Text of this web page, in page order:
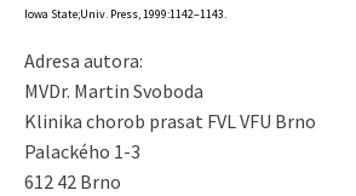
Iowa State;Univ. Press, 1999:1142–1143.
Adresa autora:
MVDr. Martin Svoboda
Klinika chorob prasat FVL VFU Brno
Palackého 1-3
612 42 Brno